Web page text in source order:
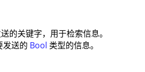
的关键字，用于检索信息。
发送的 Bool 类型的信息。